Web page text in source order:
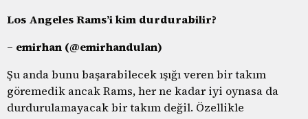
Los Angeles Rams’i kim durdurabilir?
– emirhan (@emirhandulan)
Şu anda bunu başarabilecek ışığı veren bir takım
göremedik ancak Rams, her ne kadar iyi oynasa da
durdurulamayacak bir takım değil. Özellikle